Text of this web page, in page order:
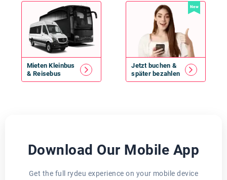
Mieten Kleinbus
& Reisebus
New
Jetzt buchen &
später bezahlen
Download Our Mobile App
Get the full rydeu experience on your mobile device